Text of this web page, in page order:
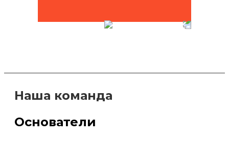
Наша команда
Основатели